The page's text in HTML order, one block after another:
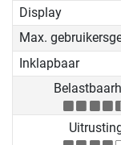
Display
Max.
Inklapbaar